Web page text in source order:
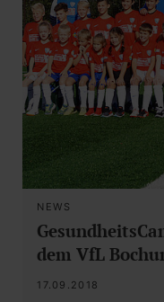
NEWS
dem VfL
17.09.2018